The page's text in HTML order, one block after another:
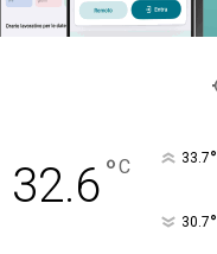
32.6°C 33.7°
30.7°